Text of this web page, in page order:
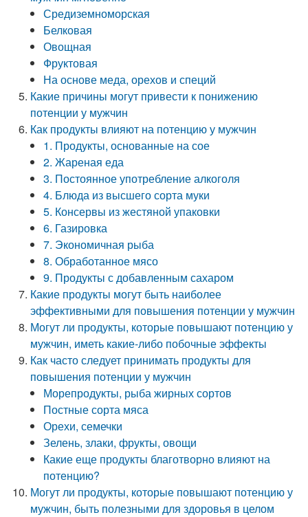
Средиземноморская
Белковая
Овощная
Фруктовая
На основе меда, орехов и специй
Какие причины могут привести к понижению
потенции у мужчин
Как продукты влияют на потенцию у мужчин
1. Продукты, основанные на сое
2. Жареная еда
3. Постоянное употребление алкоголя
4. Блюда из высшего сорта муки
5. Консервы из жестяной упаковки
6. Газировка
7. Экономичная рыба
8. Обработанное мясо
9. Продукты с добавленным сахаром
Какие продукты могут быть наиболее
эффективными для повышения потенции у мужчин
Могут ли продукты, которые повышают потенцию у
мужчин, иметь какие-либо побочные эффекты
Как часто следует принимать продукты для
повышения потенции у мужчин
Морепродукты, рыба жирных сортов
Постные сорта мяса
Орехи, семечки
Зелень, злаки, фрукты, овощи
Какие еще продукты благотворно влияют на
потенцию?
Могут ли продукты, которые повышают потенцию у
мужчин, быть полезными для здоровья в целом